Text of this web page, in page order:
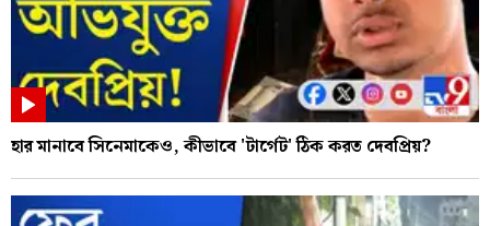
হার মানাবে সিনেমাকেও, কীভাবে 'টার্গেট' ঠিক করত দেবপ্রিয়?